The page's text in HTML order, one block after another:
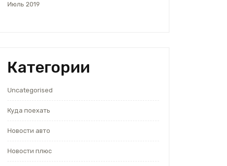
Июль 2019
Категории
Uncategorised
Куда поехать
Новости авто
Новости плюс